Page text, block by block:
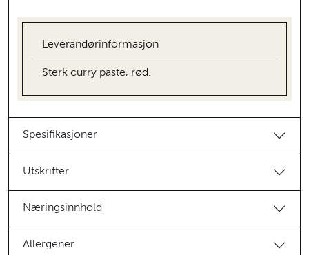
Leverandørinformasjon
Sterk curry paste, rød.
Spesifikasjoner
Utskrifter
Næringsinnhold
Allergener